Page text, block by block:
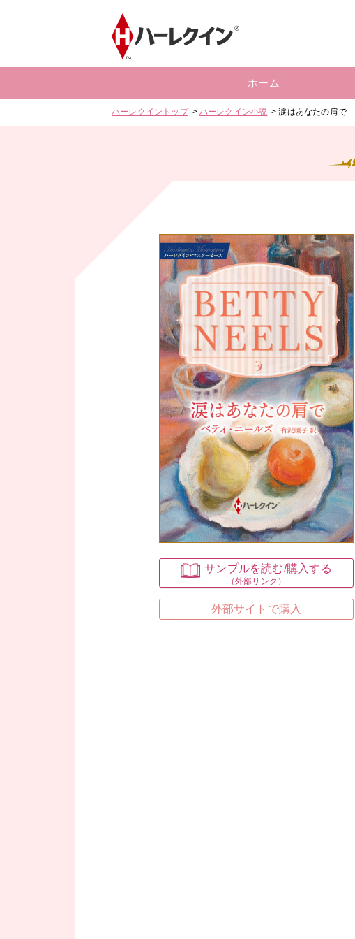
ホーム
ハーレクイントップ ハーレクイン小説 涙はあなたの肩で
サンプルを読む/購入する
（外部リンク）
外部サイトで購入